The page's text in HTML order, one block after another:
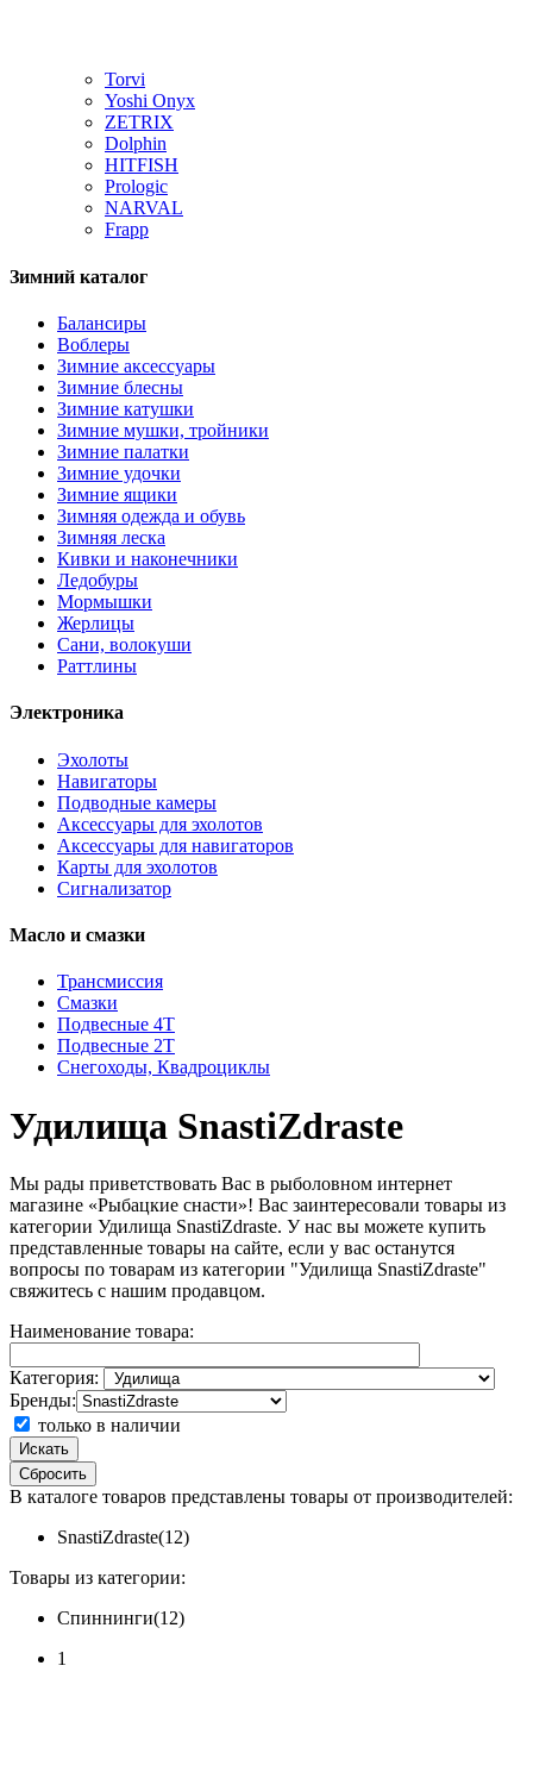
Torvi
Yoshi Onyx
ZETRIX
Dolphin
HITFISH
Prologic
NARVAL
Frapp
Зимний каталог
Балансиры
Воблеры
Зимние аксессуары
Зимние блесны
Зимние катушки
Зимние мушки, тройники
Зимние палатки
Зимние удочки
Зимние ящики
Зимняя одежда и обувь
Зимняя леска
Кивки и наконечники
Ледобуры
Мормышки
Жерлицы
Сани, волокуши
Раттлины
Электроника
Эхолоты
Навигаторы
Подводные камеры
Аксессуары для эхолотов
Аксессуары для навигаторов
Карты для эхолотов
Сигнализатор
Масло и смазки
Трансмиссия
Смазки
Подвесные 4Т
Подвесные 2Т
Снегоходы, Квадроциклы
Удилища SnastiZdraste
Мы рады приветствовать Вас в рыболовном интернет
магазине «Рыбацкие снасти»! Вас заинтересовали товары из
категории Удилища SnastiZdraste. У нас вы можете купить
представленные товары на сайте, если у вас останутся
вопросы по товарам из категории "Удилища SnastiZdraste"
свяжитесь с нашим продавцом.
Наименование товара:
Категория:
Бренды:
только в наличии
Искать
Сбросить
В каталоге товаров представлены товары от производителей:
SnastiZdraste(12)
Товары из категории:
Спиннинги(12)
1